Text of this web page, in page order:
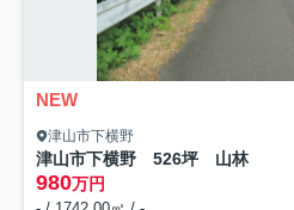
NEW
津山市下横野
津山市下横野 526坪 山林
980万円